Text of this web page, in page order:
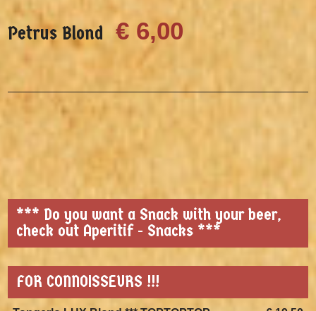
Petrus Blond € 6,00
*** Do you want a Snack with your beer,
check out Aperitif - Snacks ***
FOR CONNOISSEURS !!!